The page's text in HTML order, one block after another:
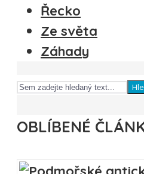
Řecko
Ze světa
Záhady
OBLÍBENÉ